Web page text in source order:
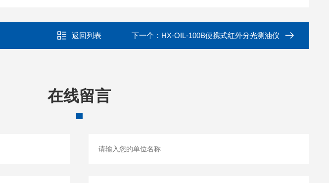
返回列表 下一个： HX-OIL-100B便携式红外分光测油仪
在线留言